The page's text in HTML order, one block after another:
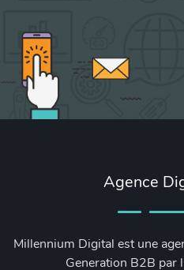
Agence
Millennium Digital est une
Generation B2B par